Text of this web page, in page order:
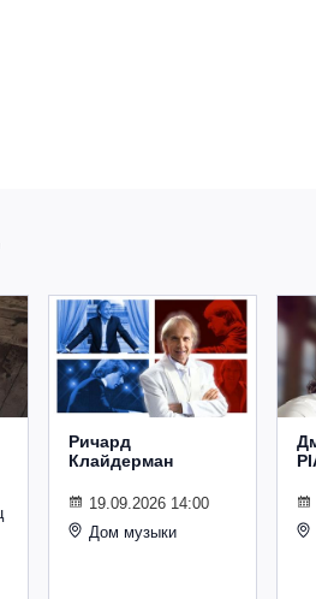
Ричард
Клайдерман
19.09.2026 14:00
Дом музыки